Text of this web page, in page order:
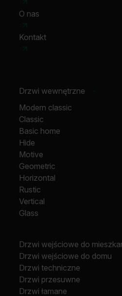
O nas
Kontakt
Drzwi wewnętrzne -
Modern classic
Classic
Basic home
Hide
Motive
Geometric
Horizontal
Rustic
Vertical
Glass
Drzwi wejściowe do
Drzwi wejściowe do domu
Drzwi techniczne
Drzwi przesuwne
Drzwi łamane